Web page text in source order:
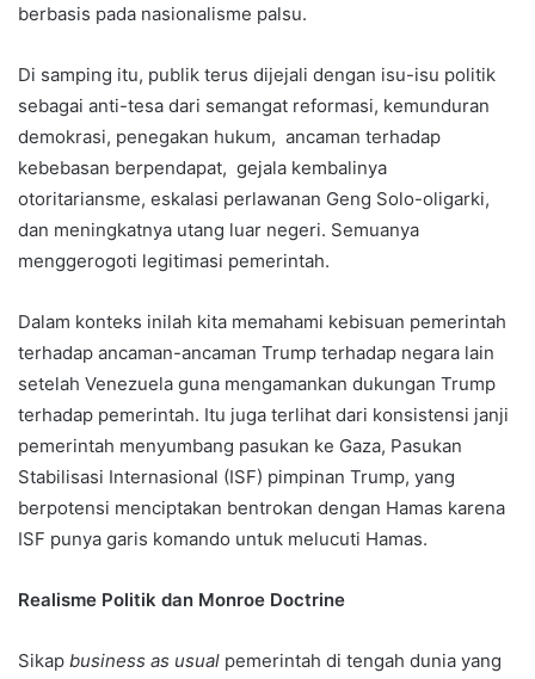
berbasis pada nasionalisme palsu.
Di samping itu, publik terus dijejali dengan isu-isu politik
sebagai anti-tesa dari semangat reformasi, kemunduran
demokrasi, penegakan hukum, ancaman terhadap
kebebasan berpendapat, gejala kembalinya
otoritariansme, eskalasi perlawanan Geng Solo-oligarki,
dan meningkatnya utang luar negeri. Semuanya
menggerogoti legitimasi pemerintah.
Dalam konteks inilah kita memahami kebisuan pemerintah
terhadap ancaman-ancaman Trump terhadap negara lain
setelah Venezuela guna mengamankan dukungan Trump
terhadap pemerintah. Itu juga terlihat dari konsistensi janji
pemerintah menyumbang pasukan ke Gaza, Pasukan
Stabilisasi Internasional (ISF) pimpinan Trump, yang
berpotensi menciptakan bentrokan dengan Hamas karena
ISF punya garis komando untuk melucuti Hamas.
Realisme Politik dan Monroe Doctrine
Sikap business as usual pemerintah di tengah dunia yang